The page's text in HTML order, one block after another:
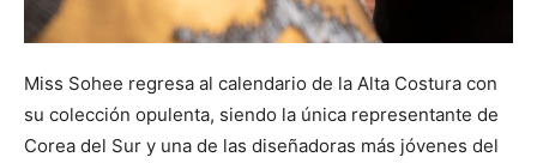
Miss Sohee regresa al calendario de la Alta Costura con
su colección opulenta, siendo la única representante de
Corea del Sur y una de las diseñadoras más jóvenes del